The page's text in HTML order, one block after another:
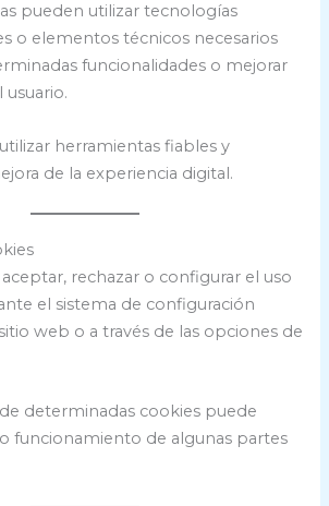
pueden utilizar tecnologías
o elementos técnicos necesarios
funcionalidades o mejorar
usuario.
herramientas fiables y
de la experiencia digital.
rechazar o configurar el uso
el sistema de configuración
web o a través de las opciones de
determinadas cookies puede
funcionamiento de algunas partes